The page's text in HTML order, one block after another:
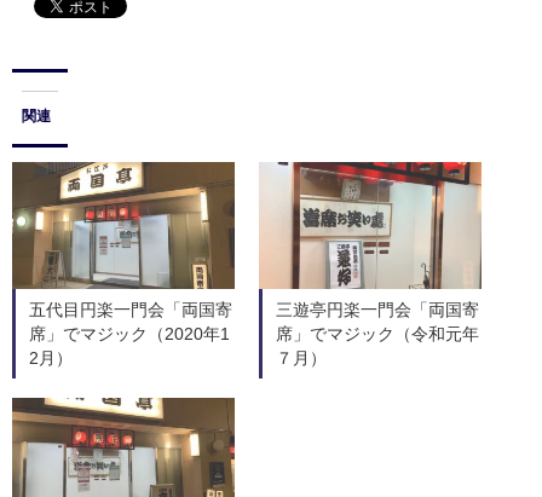
関連
五代目円楽一門会「両国寄
席」でマジック（2020年1
2月）
三遊亭円楽一門会「両国寄
席」でマジック（令和元年
７月）